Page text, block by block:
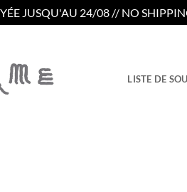
JUSQU'AU 24/08 // NO
LISTE DE